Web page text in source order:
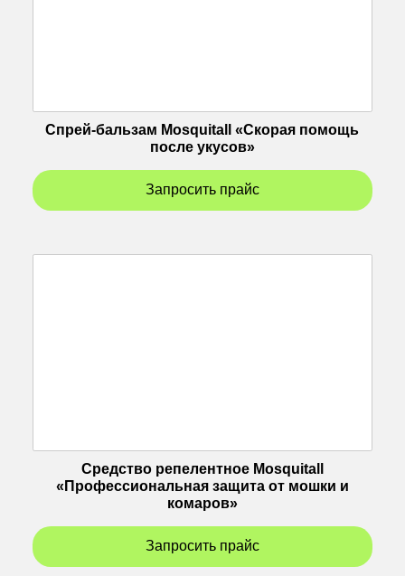
Спрей-бальзам Mosquitall «Скорая помощь
после укусов»
Запросить прайс
Средство репелентное Mosquitall
«Профессиональная защита от мошки и
комаров»
Запросить прайс